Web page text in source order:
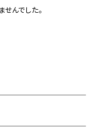
んでした。